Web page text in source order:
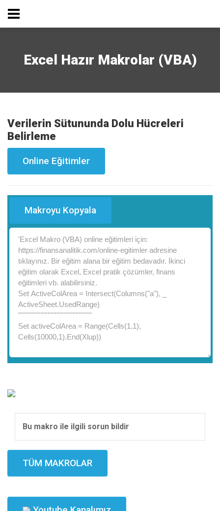
Excel Hazır Makrolar (VBA)
Verilerin Sütununda Dolu Hücreleri
Belirleme
Online Eğitimler
Makroyu Kopyala
Bu makro ile ilgili sorun bildir
TÜM MAKROLAR